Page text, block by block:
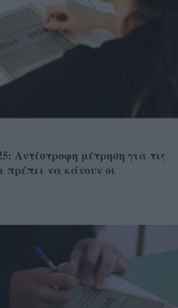
Αντίστροφη μέτρηση για τις
πρέπει να κάνουν οι